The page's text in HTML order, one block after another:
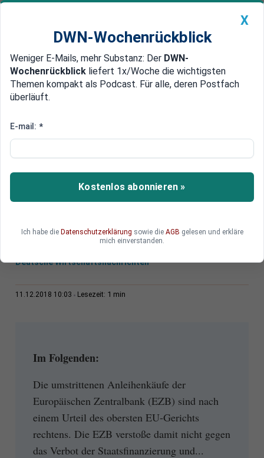
Newsticker MEIN DWN: Geldanlage Premium
Edelmetalle DWN-Magazin China
Billionen-Intervention
EuGH: Anleihenkäufe der EZB
sind rechtens
Die massiven Anleihekäufe der EZB verstoßen
Deutsche Wirtschaftsnachrichten
11.12.2018 10:03 Lesezeit: 1 min
Im Folgenden:
Die umstrittenen Anleihenkäufe der
Europäischen Zentralbank (EZB) sind nach
einem Urteil des obersten EU-Gerichts
rechtens. Die EZB verstoße damit nicht gegen
das Verbot der Staatsfinanzierung und...
X
DWN-Wochenrückblick
Weniger E-Mails, mehr Substanz: Der DWN-
Wochenrückblick liefert 1x/Woche die wichtigsten
Themen kompakt als Podcast. Für alle, deren Postfach
überläuft.
E-mail: *
Kostenlos abonnieren »
Ich habe die Datenschutzerklärung sowie die AGB gelesen und erkläre
mich einverstanden.